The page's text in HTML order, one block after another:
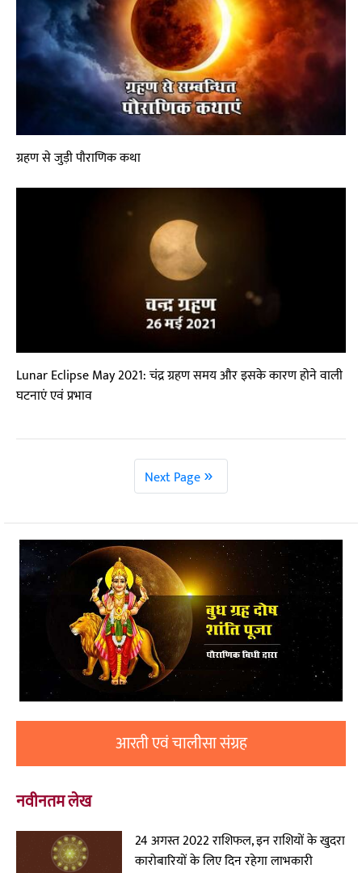
ग्रहण से जुड़ी पौराणिक कथा
Lunar Eclipse May 2021: चंद्र ग्रहण समय और इसके कारण होने वाली
घटनाएं एवं प्रभाव
Next Page»
आरती एवं चालीसा संग्रह
नवीनतम लेख
24 अगस्त 2022 राशिफल, इन राशियों के खुदरा
कारोबारियों के लिए दिन रहेगा लाभकारी